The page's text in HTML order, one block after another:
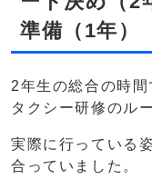
準備（1年）
2年生の総合の時間
タクシー研修のル
実際に行っている
合っていました。